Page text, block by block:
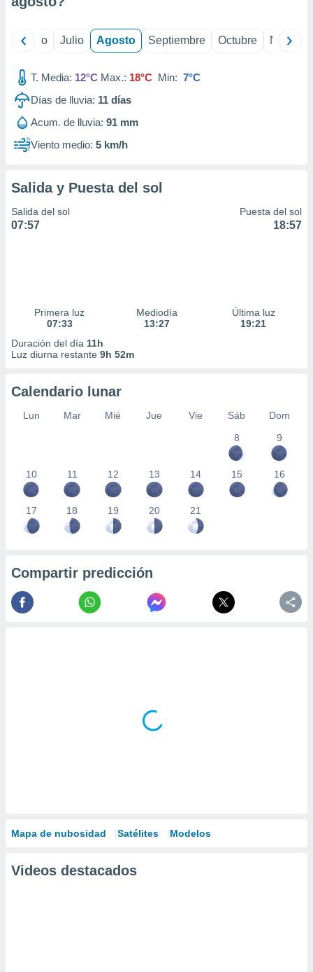
mediante
publicidad
publicidad
1199
Junio Julio Agosto Septiembre Octubre
T. Media: 12°C Max.: 18°C Min: 7°C
Días de lluvia: 11 días
Acum. de lluvia: 91 mm
Viento medio: 5 km/h
Salida y Puesta del sol
Salida del sol
07:57
Puesta del sol
18:57
Primera luz
07:33
Mediodía
13:27
Última luz
19:21
Duración del día 11h
Luz diurna restante 9h 52m
Calendario lunar
Lun Mar Mié Jue Vie Sáb
Dom
8
9
10 11 12 13 14 15 16
17 18 19 20 21
Compartir predicción
Mapa de nubosidad Satélites Modelos
Videos destacados